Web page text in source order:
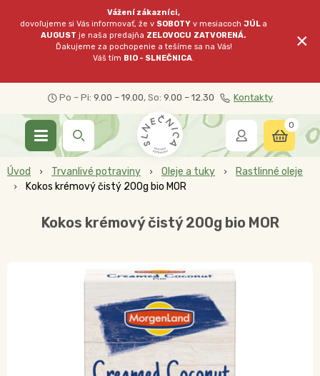
Vážení zákazníci,
dovoľujeme si Vás informovať, že v SOBOTY v mesiacochJÚL a
AUGUST je naša predajňa ZELOVOCU ZATVORENÁ.
Ďakujeme za pochopenie a tešíme sa na Vás!
Váš tím BIO - SLNEČNICA.
×
Po – Pi: 9.00 – 19.00, So: 9.00 – 12.30 Kontakty
0
Úvod Trvanlivé potraviny Oleje a tuky
Rastlinné oleje
Kokos krémový čistý 200g bio MOR
Kokos krémový čistý 200g bio MOR